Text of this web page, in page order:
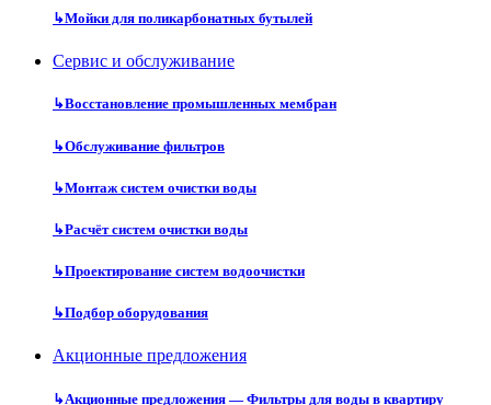
↳Мойки для поликарбонатных бутылей
Сервис и обслуживание
↳Восстановление промышленных мембран
↳Обслуживание фильтров
↳Монтаж систем очистки воды
↳Расчёт систем очистки воды
↳Проектирование систем водоочистки
↳Подбор оборудования
Акционные предложения
↳Акционные предложения — Фильтры для воды в квартиру